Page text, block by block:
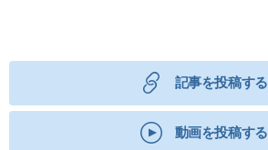
記事を投稿する
動画を投稿する